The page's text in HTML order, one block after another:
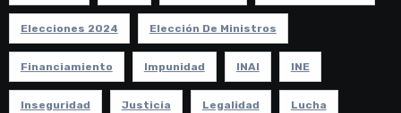
Elecciones 2024 Elección De Ministros
Financiamiento Impunidad INAI INE
Inseguridad Justicia Legalidad Lucha